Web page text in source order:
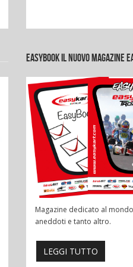
EASYBOOK IL NUOVO MAGAZINE
Magazine dedicato al
aneddoti e tanto altro.
LEGGI TUTTO